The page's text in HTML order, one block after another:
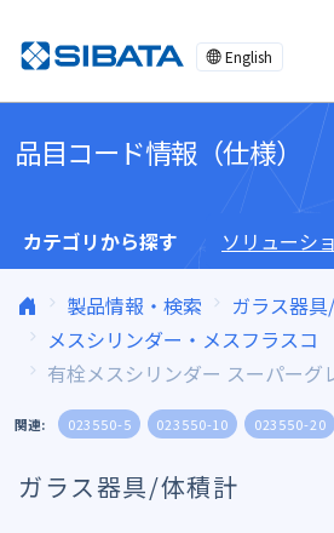
English
品目コード情報（仕様）
カテゴリから探す ソリューシ
製品情報・検索
ガラス器
メスシリンダー・メスフラスコ
有栓メスシリンダー スーパーグ
関連: 023550-5 023550-10 023550-20
ガラス器具/体積計